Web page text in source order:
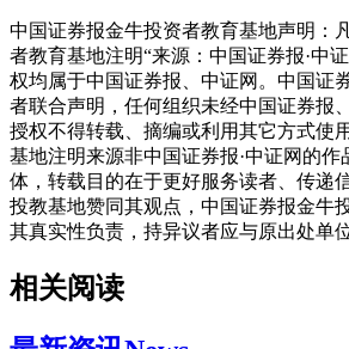
中国证券报金牛投资者教育基地声明：
者教育基地注明“来源：中国证券报·中
权均属于中国证券报、中证网。中国证
者联合声明，任何组织未经中国证券报
授权不得转载、摘编或利用其它方式使
基地注明来源非中国证券报·中证网的
体，转载目的在于更好服务读者、传递
投教基地赞同其观点，中国证券报金牛
其真实性负责，持异议者应与原出处单
相关阅读